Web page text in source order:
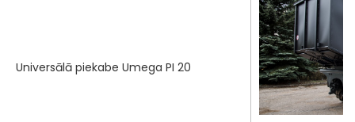
Universālā piekabe Umega PI 20